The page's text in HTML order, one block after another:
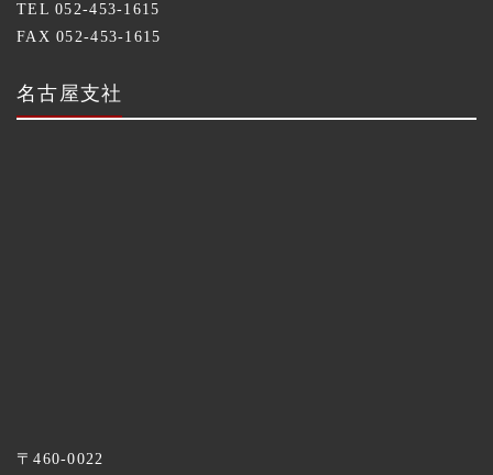
TEL 052-453-1615
FAX 052-453-1615
名古屋支社
〒460-0022